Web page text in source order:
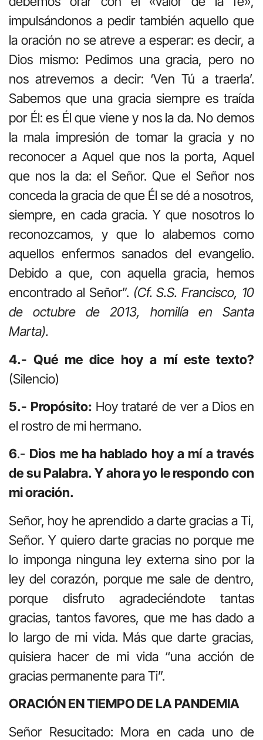
impulsándonos a pedir también aquello que
la oración no se atreve a esperar: es decir, a
Dios mismo: Pedimos una gracia, pero no
nos atrevemos a decir: ‘Ven Tú a traerla’.
Sabemos que una gracia siempre es traída
por Él: es Él que viene y nos la da. No demos
la mala impresión de tomar la gracia y no
reconocer a Aquel que nos la porta, Aquel
que nos la da: el Señor. Que el Señor nos
conceda la gracia de que Él se dé a nosotros,
siempre, en cada gracia. Y que nosotros lo
reconozcamos, y que lo alabemos como
aquellos enfermos sanados del evangelio.
Debido a que, con aquella gracia, hemos
encontrado al Señor”. (Cf. S.S. Francisco, 10
de octubre de 2013, homilía en Santa
Marta).
4.- Qué me dice hoy a mí este texto?
(Silencio)
5.- Propósito: Hoy trataré de ver a Dios en
el rostro de mi hermano.
6.- Dios me ha hablado hoy a mí a través
de su Palabra. Y ahora yo le respondo con
mi oración.
Señor, hoy he aprendido a darte gracias a Ti,
Señor. Y quiero darte gracias no porque me
lo imponga ninguna ley externa sino por la
ley del corazón, porque me sale de dentro,
porque disfruto agradeciéndote tantas
gracias, tantos favores, que me has dado a
lo largo de mi vida. Más que darte gracias,
quisiera hacer de mi vida “una acción de
gracias permanente para Ti”.
ORACIÓN EN TIEMPO DE LA PANDEMIA
Señor Resucitado: Mora en cada uno de